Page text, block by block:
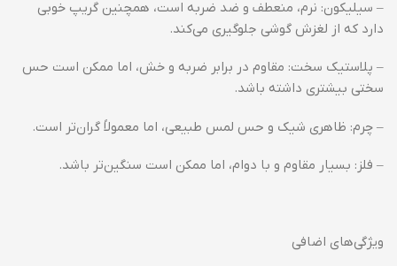
– سیلیکون: نرم، منعطف و ضد ضربه است، همچنین گریپ خوبی
دارد که از لغزش گوشی جلوگیری می‌کند.
– پلاستیک سخت: مقاوم در برابر ضربه و خش، اما ممکن است حس
سختی بیشتری داشته باشد.
– چرم: ظاهری شیک و حس لمس طبیعی، اما معمولاً گران‌تر است.
– فلز: بسیار مقاوم و با دوام، اما ممکن است سنگین‌تر باشد.
ویژگی‌های اضافی